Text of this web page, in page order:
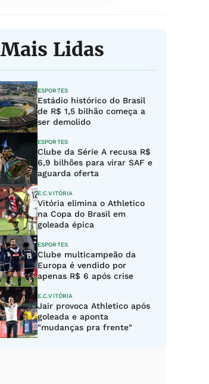
Mais Lidas
ESPORTES
Estádio histórico do Brasil
de R$ 1,5 bilhão começa a
ser demolido
ESPORTES
Clube da Série A recusa R$
6,9 bilhões para virar SAF e
aguarda oferta
E.C.VITÓRIA
Vitória elimina o Athletico
na Copa do Brasil em
goleada épica
ESPORTES
Clube multicampeão da
Europa é vendido por
apenas R$ 6 após crise
E.C.VITÓRIA
Jair provoca Athletico após
goleada e aponta
"mudanças pra frente"